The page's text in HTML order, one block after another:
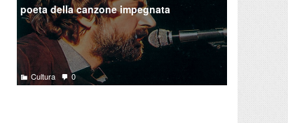
poeta della canzone impegnata
Cultura 0